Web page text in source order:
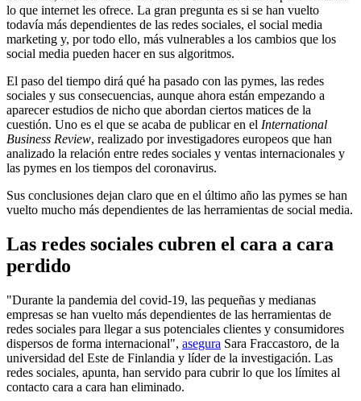
lo que internet les ofrece. La gran pregunta es si se han vuelto
todavía más dependientes de las redes sociales, el social media
marketing y, por todo ello, más vulnerables a los cambios que los
social media pueden hacer en sus algoritmos.
El paso del tiempo dirá qué ha pasado con las pymes, las redes
sociales y sus consecuencias, aunque ahora están empezando a
aparecer estudios de nicho que abordan ciertos matices de la
cuestión. Uno es el que se acaba de publicar en el International
Business Review, realizado por investigadores europeos que han
analizado la relación entre redes sociales y ventas internacionales y
las pymes en los tiempos del coronavirus.
Sus conclusiones dejan claro que en el último año las pymes se han
vuelto mucho más dependientes de las herramientas de social media.
Las redes sociales cubren el cara a cara
perdido
"Durante la pandemia del covid-19, las pequeñas y medianas
empresas se han vuelto más dependientes de las herramientas de
redes sociales para llegar a sus potenciales clientes y consumidores
dispersos de forma internacional", asegura Sara Fraccastoro, de la
universidad del Este de Finlandia y líder de la investigación. Las
redes sociales, apunta, han servido para cubrir lo que los límites al
contacto cara a cara han eliminado.